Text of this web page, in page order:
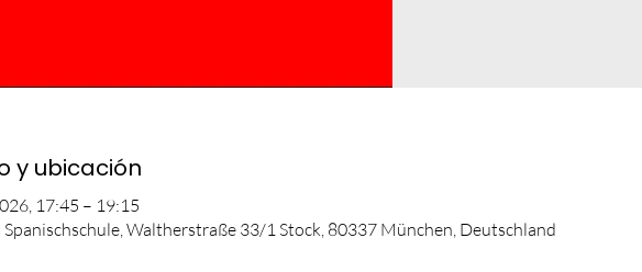
y ubicación
17:45 – 19:15
Waltherstraße 33/1 Stock, 80337 München, Deutschland